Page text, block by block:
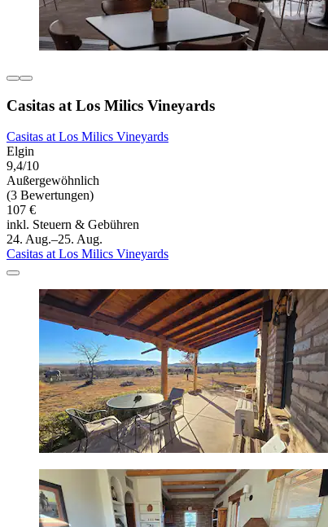
Casitas at Los Milics Vineyards
Casitas at Los Milics Vineyards
Elgin
9,4/10
Außergewöhnlich
(3 Bewertungen)
107 €
inkl. Steuern & Gebühren
24. Aug.–25. Aug.
Casitas at Los Milics Vineyards